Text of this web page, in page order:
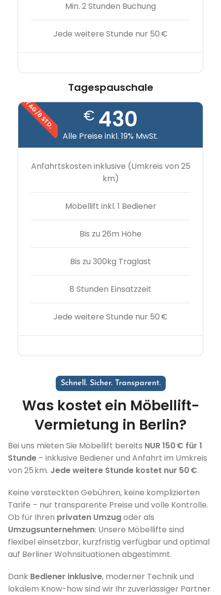
Min. 2 Stunden Buchung
Jede weitere Stunde nur 50 €
Tagespauschale
TAG/8 STD. € 430
Alle Preise inkl. 19% MwSt.
Anfahrtskosten inklusive (Umkreis von 25
km)
Möbellift inkl. 1 Bediener
Bis zu 26m Höhe
Bis zu 300kg Traglast
8 Stunden Einsatzzeit
Jede weitere Stunde nur 50 €
Schnell. Sicher. Transparent.
Was kostet ein Möbellift-
Vermietung in Berlin?
Bei uns mieten Sie Möbellift bereits NUR 150 € für 1
Stunde – inklusive Bediener und Anfahrt im Umkreis
von 25 km. Jede weitere Stunde kostet nur 50 €.
Keine versteckten Gebühren, keine komplizierten
Tarife – nur transparente Preise und volle Kontrolle.
Ob für Ihren privaten Umzugoder als
Umzugsunternehmen: Unsere Möbellifte sind
flexibel einsetzbar, kurzfristig verfügbar und optimal
auf Berliner Wohnsituationen abgestimmt.
Dank Bediener inklusive, moderner Technik und
lokalem Know-how sind wir Ihr zuverlässiger Partner